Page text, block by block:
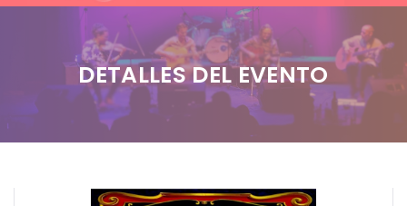
DETALLES DEL EVENTO